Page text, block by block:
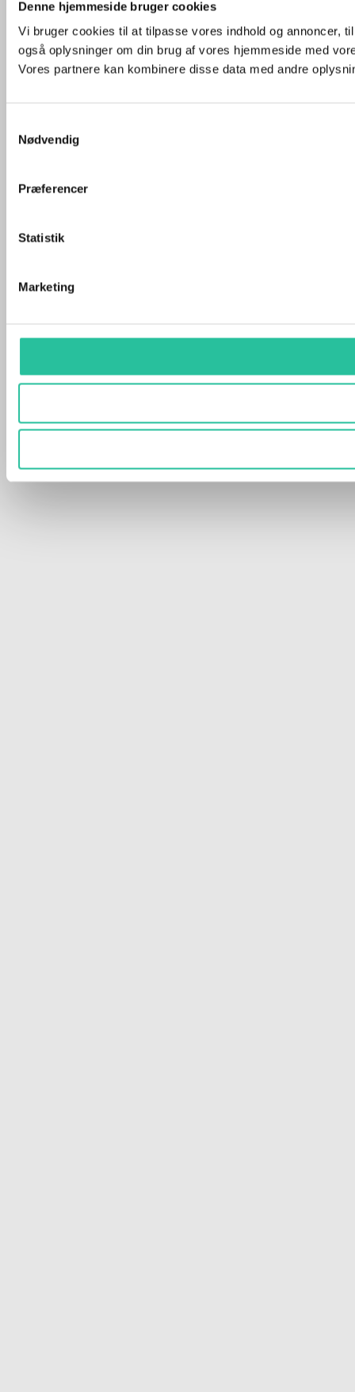
Denne hjemmeside bruger cookies
Vi bruger cookies til at tilpasse vores indhold og annoncer,
også oplysninger om din brug af vores hjemmeside med
Vores partnere kan kombinere disse data med andre
Nødvendig
Præferencer
Statistik
Marketing